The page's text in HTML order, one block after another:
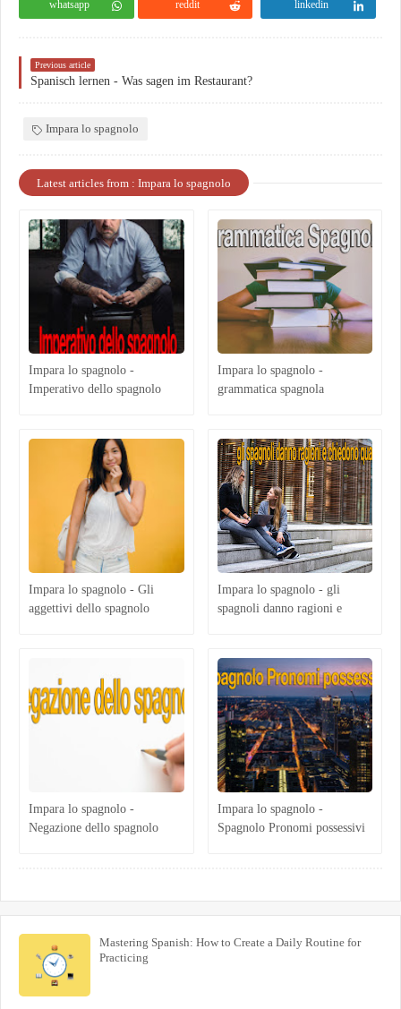
whatsapp reddit linkedin
Previous article
Spanisch lernen - Was sagen im Restaurant?
Impara lo spagnolo
Latest articles from : Impara lo spagnolo
Impara lo spagnolo -
Imperativo dello spagnolo
Impara lo spagnolo -
grammatica spagnola
Impara lo spagnolo - Gli
aggettivi dello spagnolo
Impara lo spagnolo - gli
spagnoli danno ragioni e
Impara lo spagnolo -
Negazione dello spagnolo
Impara lo spagnolo -
Spagnolo Pronomi possessivi
Mastering Spanish: How to Create a Daily Routine for
Practicing